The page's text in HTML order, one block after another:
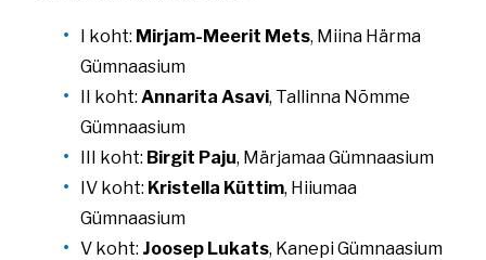
I koht: Mirjam-Meerit Mets, Miina Härma
Gümnaasium
II koht: Annarita Asavi, Tallinna Nõmme
Gümnaasium
III koht: Birgit Paju, Märjamaa Gümnaasium
IV koht: Kristella Küttim, Hiiumaa
Gümnaasium
V koht: Joosep Lukats, Kanepi Gümnaasium